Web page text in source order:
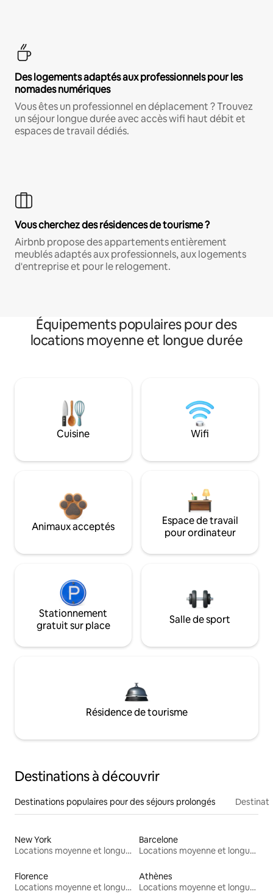
Des logements adaptés aux professionnels pour les
nomades numériques
Vous êtes un professionnel en déplacement ? Trouvez
un séjour longue durée avec accès wifi haut débit et
espaces de travail dédiés.
Vous cherchez des résidences de tourisme ?
Airbnb propose des appartements entièrement
meublés adaptés aux professionnels, aux logements
d'entreprise et pour le relogement.
Équipements populaires pour des
locations moyenne et longue durée
Cuisine Wifi
Animaux acceptés
Espace de travail
pour ordinateur
Stationnement
gratuit sur place
Salle de sport
Résidence de tourisme
Destinations à découvrir
Destinations populaires pour des séjours prolongés
New York
Locations moyenne et longue durée
Barcelone
Locations moyenne et longue durée
Florence
Locations moyenne et longue durée
Athènes
Locations moyenne et longue durée